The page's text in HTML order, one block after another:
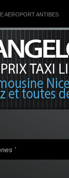
AEROPORT ANTIBES
’